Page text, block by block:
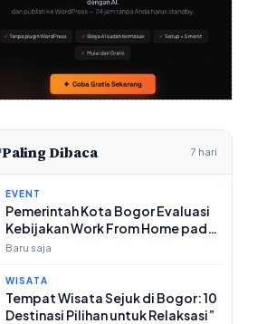
Paling Dibaca 7 hari
EVENT
Pemerintah Kota Bogor Evaluasi
Kebijakan Work From Home pada
Pertengahan Agustus 2026
Baru saja
WISATA
Tempat Wisata Sejuk di Bogor: 10
Destinasi Pilihan untuk Relaksasi”